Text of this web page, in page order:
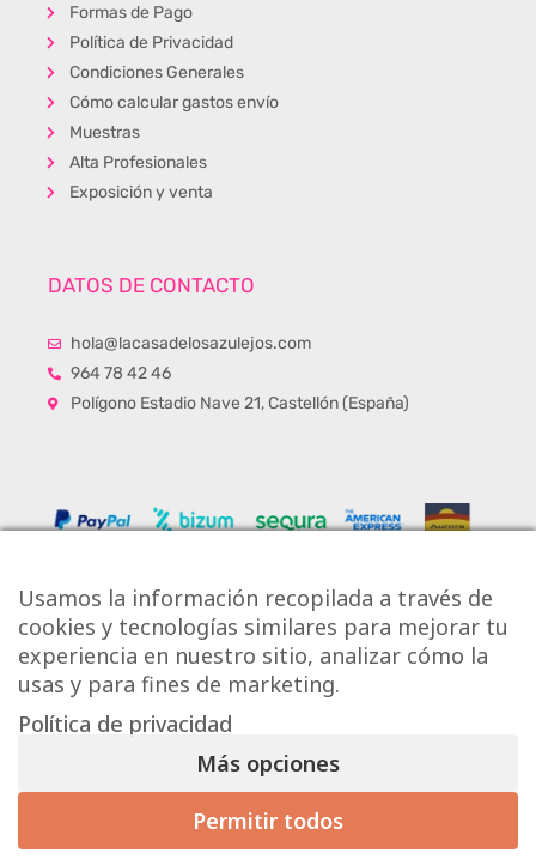
Formas de Pago
Política de Privacidad
Condiciones Generales
Cómo calcular gastos envío
Muestras
Alta Profesionales
Exposición y venta
DATOS DE CONTACTO
hola@lacasadelosazulejos.com
964 78 42 46
Polígono Estadio Nave 21, Castellón (España)
Copyright © Onlytiles S.L.
La Casa de los Azulejos ®
Diseño Web
Usamos la información recopilada a través de
cookies y tecnologías similares para mejorar tu
experiencia en nuestro sitio, analizar cómo la
usas y para fines de marketing.
Política de privacidad
Más opciones
Permitir todos